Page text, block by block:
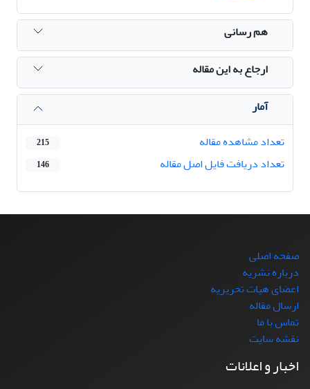
هم رسانی
ارجاع به این مقاله
آمار
تعداد مشاهده مقاله
215
تعداد دریافت فایل اصل مقاله 146
صفحه اصلی
درباره نشریه
اعضای هیات تحریریه
ارسال مقاله
تماس با ما
نقشه سایت
اخبار و اعلانات